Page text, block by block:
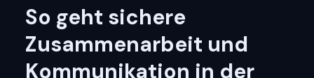
So geht sichere
Zusammenarbeit und
Kommunikation in der